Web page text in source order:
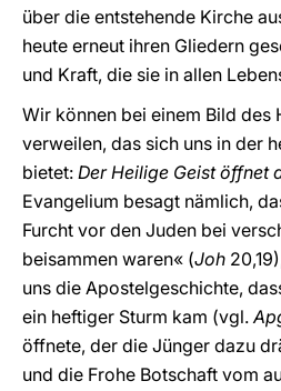
über die entstehende Kirche
heute erneut ihren Gliedern
und Kraft, die sie in allen
Wir können bei einem Bild des
verweilen, das sich uns in der
bietet: Der Heilige Geist öffnet
Evangelium besagt nämlich,
Furcht vor den Juden bei
beisammen waren« (Joh
uns die Apostelgeschichte,
ein heftiger Sturm kam (vgl.
öffnete, der die Jünger dazu
und die Frohe Botschaft vom